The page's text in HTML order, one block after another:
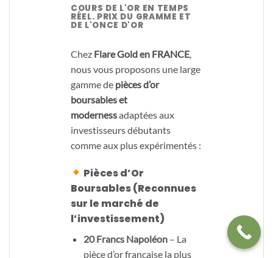
COURS DE L'OR EN TEMPS
RÉEL. PRIX DU GRAMME ET
DE L'ONCE D'OR
Chez Flare Gold en FRANCE,
nous vous proposons une large
gamme de pièces d’or
boursables et
modernessadaptées aux
investisseurs débutants
comme aux plus expérimentés :
Pièces d’Or
Boursables(Reconnues
sur le marché de
l’investissement)
20 Francs Napoléon– La
pièce d’or française la plus